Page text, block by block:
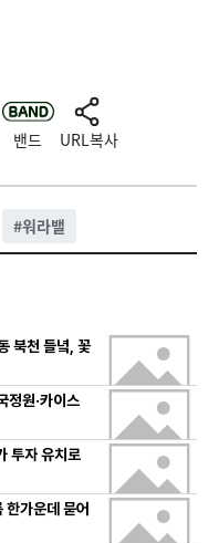
밴드 URL복사
#워라밸
북천 들녘, 꽃
정원·카이스
투자 유치로
가운데 묻어